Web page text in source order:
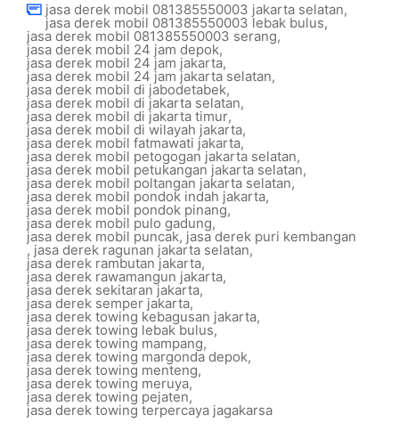
jasa derek mobil 081385550003 jakarta selatan,
jasa derek mobil 081385550003 lebak bulus,
jasa derek mobil 081385550003 serang,
jasa derek mobil 24 jam depok,
jasa derek mobil 24 jam jakarta,
jasa derek mobil 24 jam jakarta selatan,
jasa derek mobil di jabodetabek,
jasa derek mobil di jakarta selatan,
jasa derek mobil di jakarta timur,
jasa derek mobil di wilayah jakarta,
jasa derek mobil fatmawati jakarta,
jasa derek mobil petogogan jakarta selatan,
jasa derek mobil petukangan jakarta selatan,
jasa derek mobil poltangan jakarta selatan,
jasa derek mobil pondok indah jakarta,
jasa derek mobil pondok pinang,
jasa derek mobil pulo gadung,
jasa derek mobil puncak, jasa derek puri kembangan
, jasa derek ragunan jakarta selatan,
jasa derek rambutan jakarta,
jasa derek rawamangun jakarta,
jasa derek sekitaran jakarta,
jasa derek semper jakarta,
jasa derek towing kebagusan jakarta,
jasa derek towing lebak bulus,
jasa derek towing mampang,
jasa derek towing margonda depok,
jasa derek towing menteng,
jasa derek towing meruya,
jasa derek towing pejaten,
jasa derek towing terpercaya jagakarsa